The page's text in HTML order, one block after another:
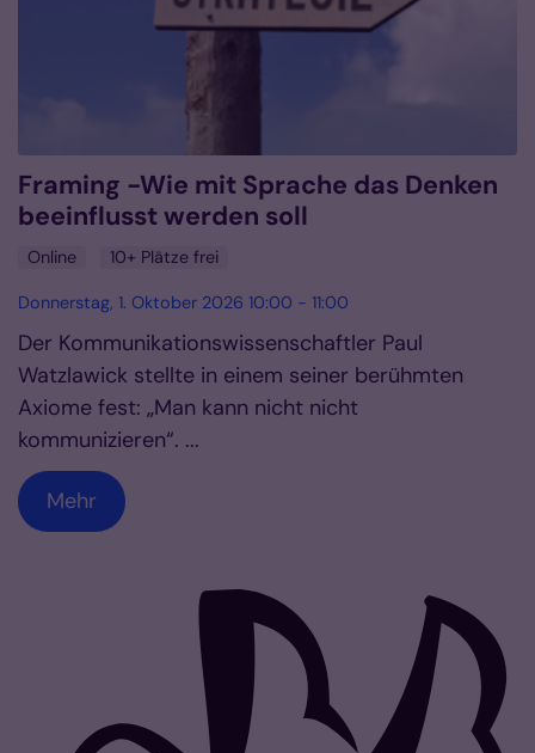
Framing -Wie mit Sprache das Denken
beeinflusst werden soll
Online 10+ Plätze frei
Donnerstag, 1. Oktober 2026 10:00 - 11:00
Der Kommunikationswissenschaftler Paul
Watzlawick stellte in einem seiner berühmten
Axiome fest: „Man kann nicht nicht
kommunizieren“. ...
Mehr